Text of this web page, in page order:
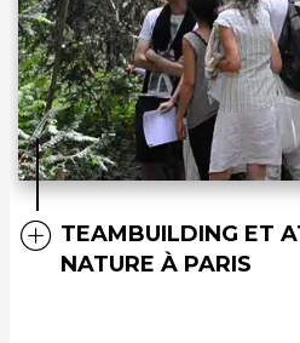
TEAMBUILDING ET
NATURE À PARIS